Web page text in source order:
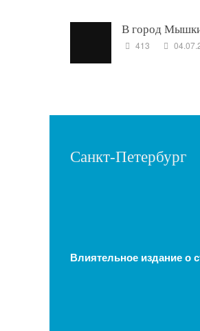
В город
413
Санкт-Петербург
Влиятельное издание о